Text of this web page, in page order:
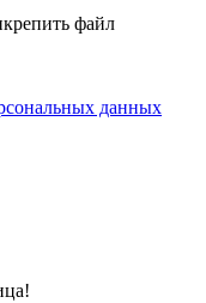
файл
данных